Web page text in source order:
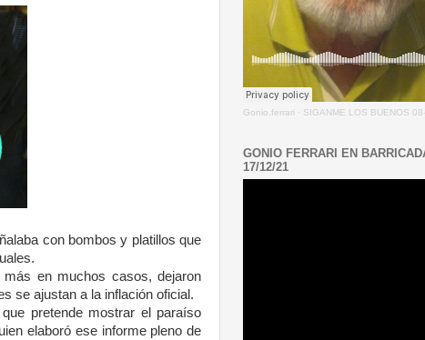
con bombos y platillos que
en muchos casos, dejaron
se ajustan a la inflación oficial.
pretende mostrar el paraíso
elaboró ese informe pleno de
Gonio.ferrari · SIGANME LOS BUENOS
GONIO FERRARI EN
17/12/21